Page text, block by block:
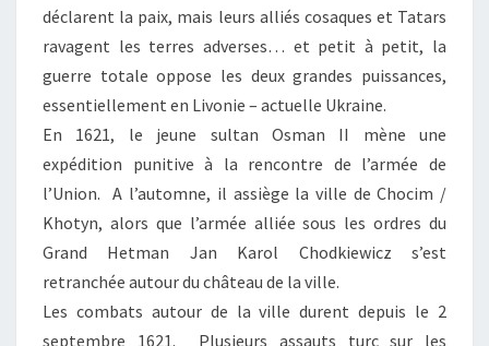
déclarent la paix, mais leurs alliés cosaques et Tatars
ravagent les terres adverses… et petit à petit, la
guerre totale oppose les deux grandes puissances,
essentiellement en Livonie – actuelle Ukraine.
En 1621, le jeune sultan Osman II mène une
expédition punitive à la rencontre de l’armée de
l’Union. A l’automne, il assiège la ville de Chocim /
Khotyn, alors que l’armée alliée sous les ordres du
Grand Hetman Jan Karol Chodkiewicz s’est
retranchée autour du château de la ville.
Les combats autour de la ville durent depuis le 2
septembre 1621. Plusieurs assauts turc sur les